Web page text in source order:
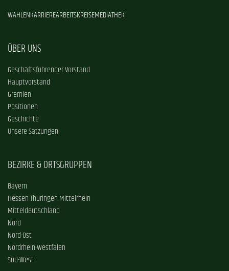
WAHLENKARRIEREARBEITSKREISEMEDIATHEK
ÜBER UNS
Geschäftsführender Vorstand
Hauptvorstand
Gremien
Positionen
Geschichte
Unsere Satzungen
BEZIRKE & ORTSGRUPPEN
Bayern
Hessen-Thüringen-Mittelrhein
Mitteldeutschland
Nord
Nord-Ost
Nordrhein-Westfalen
Süd-West